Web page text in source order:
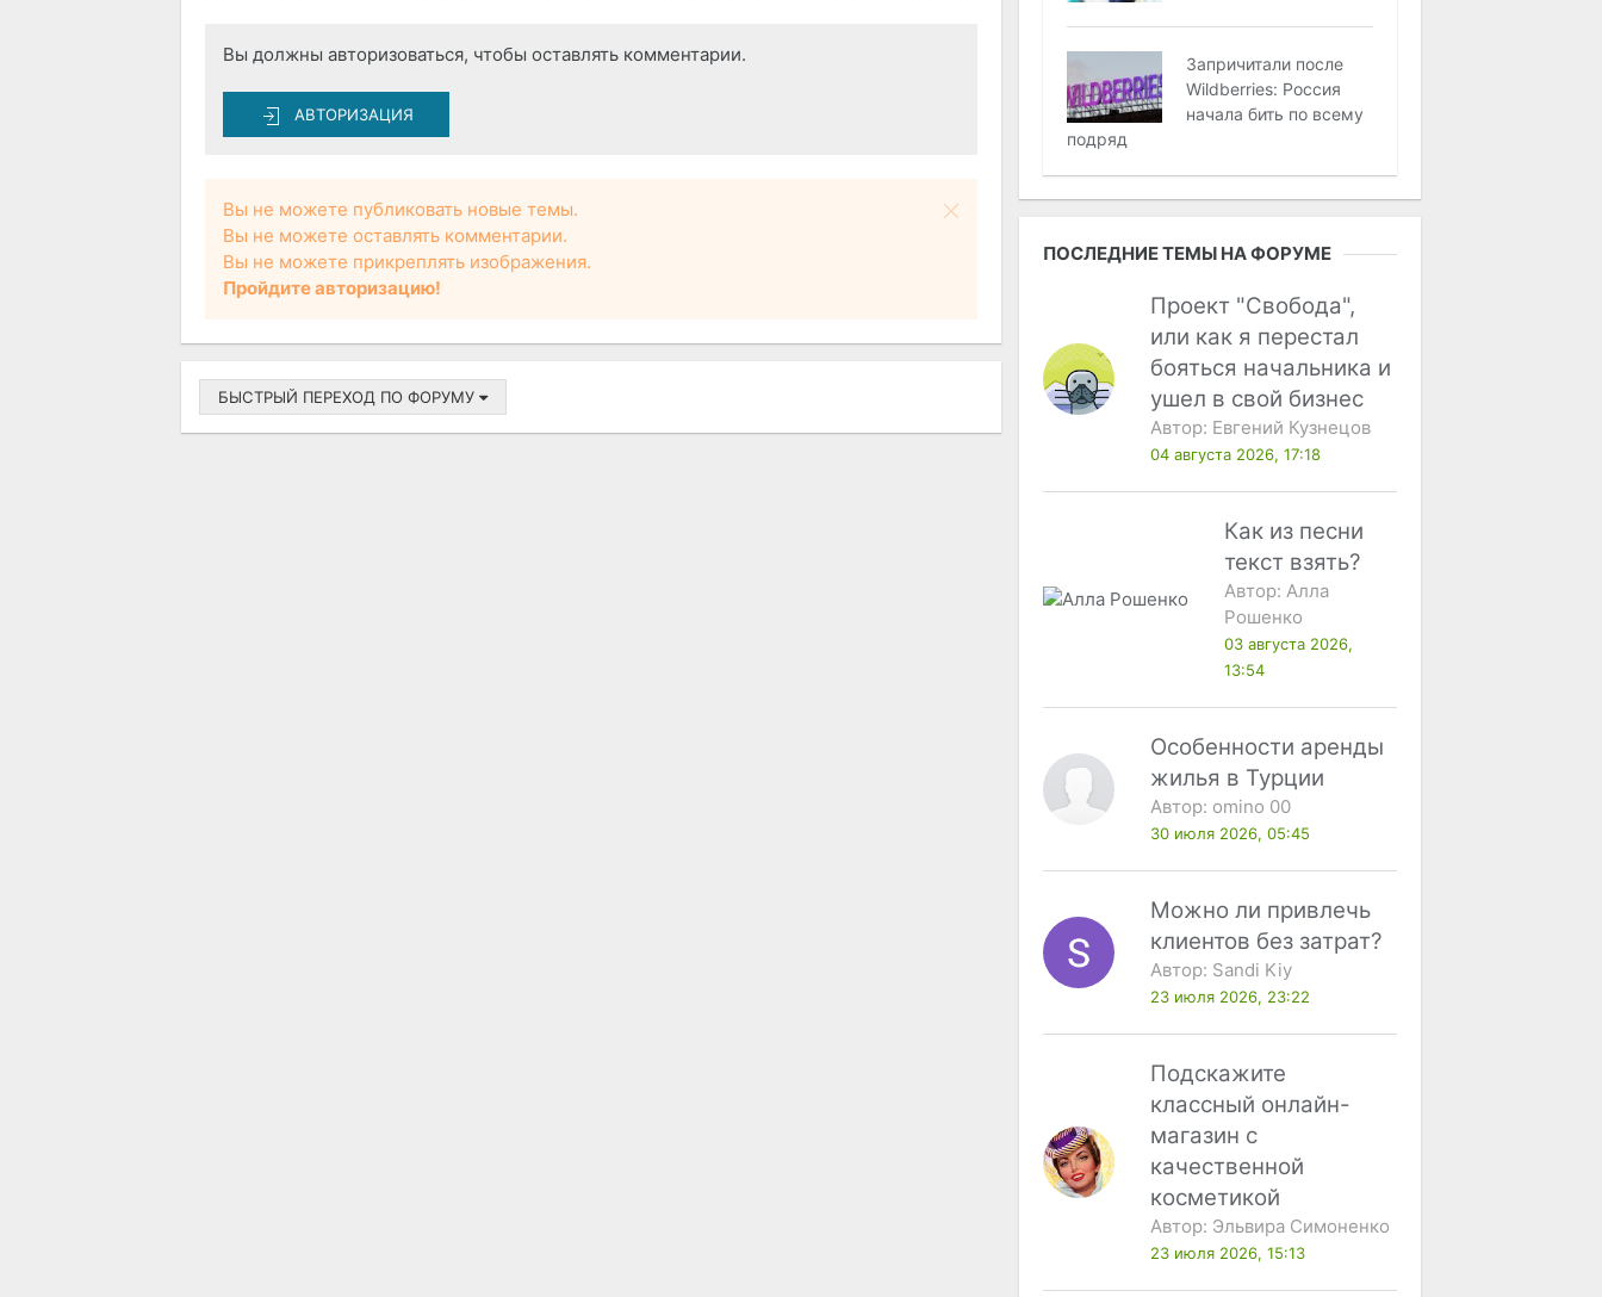
Вы должны авторизоваться, чтобы оставлять комментарии.
АВТОРИЗАЦИЯ
Вы не можете публиковать новые темы.
Вы не можете оставлять комментарии.
Вы не можете прикреплять изображения.
Пройдите авторизацию!
БЫСТРЫЙ ПЕРЕХОД ПО ФОРУМУ
Запричитали после
Wildberries: Россия
начала бить по всему
подряд
ПОСЛЕДНИЕ ТЕМЫ НА ФОРУМЕ
Проект "Свобода",
или как я перестал
бояться начальника и
ушел в свой бизнес
Автор: Евгений Кузнецов
04 августа 2026, 17:18
Как из песни
текст взять?
Автор:Алла
Рошенко
03 августа 2026,
13:54
Особенности аренды
жилья в Турции
Автор: omino 00
30 июля 2026, 05:45
Можно ли привлечь
клиентов без затрат?
Автор: Sandi Kiy
23 июля 2026, 23:22
Подскажите
классный онлайн-
магазин с
качественной
косметикой
Автор: Эльвира Симоненко
23 июля 2026, 15:13